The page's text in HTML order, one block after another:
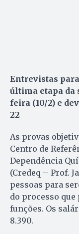
Entrevistas
última etapa da
feira (10/2) e
22
As provas
Centro de
Dependência
(Credeq – Prof.
pessoas para
do processo que
funções. Os
8.390.